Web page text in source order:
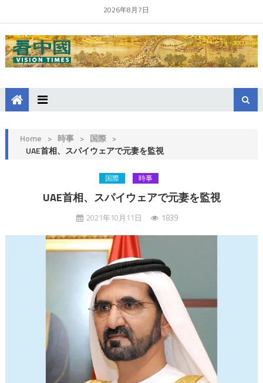
2026年8月7日
Home > 時事 > 国際 >
UAE首相、スパイウェアで元妻を監視
国際 時事
UAE首相、スパイウェアで元妻を監視
2021年10月11日 1839